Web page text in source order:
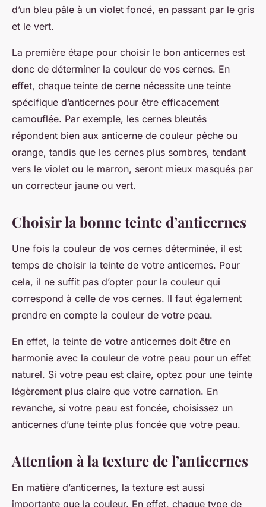
d’un bleu pâle à un violet foncé, en passant par le gris
et le vert.
La première étape pour choisir le bon anticernes est
donc de déterminer la couleur de vos cernes. En
effet, chaque teinte de cerne nécessite une teinte
spécifique d’anticernes pour être efficacement
camouflée. Par exemple, les cernes bleutés
répondent bien aux anticerne de couleur pêche ou
orange, tandis que les cernes plus sombres, tendant
vers le violet ou le marron, seront mieux masqués par
un correcteur jaune ou vert.
Choisir la bonne teinte d’anticernes
Une fois la couleur de vos cernes déterminée, il est
temps de choisir la teinte de votre anticernes. Pour
cela, il ne suffit pas d’opter pour la couleur qui
correspond à celle de vos cernes. Il faut également
prendre en compte la couleur de votre peau.
En effet, la teinte de votre anticernes doit être en
harmonie avec la couleur de votre peau pour un effet
naturel. Si votre peau est claire, optez pour une teinte
légèrement plus claire que votre carnation. En
revanche, si votre peau est foncée, choisissez un
anticernes d’une teinte plus foncée que votre peau.
Attention à la texture de l’anticernes
En matière d’anticernes, la texture est aussi
importante que la couleur. En effet, chaque type de